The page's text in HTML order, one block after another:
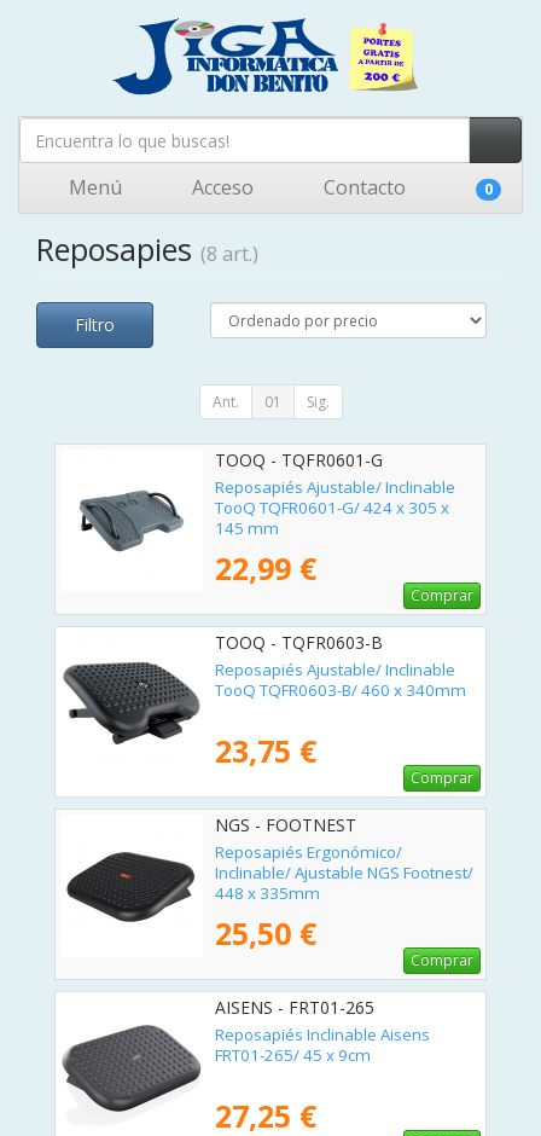
Menú Acceso Contacto 0
Reposapies (8 art.)
Filtro
Ant. 01 Sig.
TOOQ - TQFR0601-G
Reposapiés Ajustable/ Inclinable
TooQ TQFR0601-G/ 424 x 305 x
145 mm
22,99 €
Comprar
TOOQ - TQFR0603-B
Reposapiés Ajustable/ Inclinable
TooQ TQFR0603-B/ 460 x 340mm
23,75 €
Comprar
NGS - FOOTNEST
Reposapiés Ergonómico/
Inclinable/ Ajustable NGS Footnest/
448 x 335mm
25,50 €
Comprar
AISENS - FRT01-265
Reposapiés Inclinable Aisens
FRT01-265/ 45 x 9cm
27,25 €